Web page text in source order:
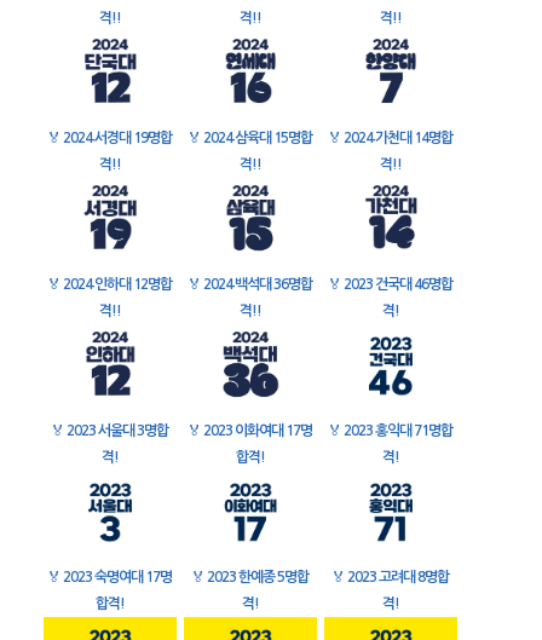
격!!
격!!
격!!
🏅 2024 서경대 19명합
격!!
🏅 2024 삼육대 15명합
격!!
🏅 2024 가천대 14명합
격!!
🏅 2024 인하대 12명합
격!!
🏅 2024 백석대 36명합
격!!
🏅 2023 건국대 46명합
격!
🏅 2023 서울대 3명합
격!
🏅 2023 이화여대 17명
합격!
🏅 2023 홍익대 71명합
격!
🏅 2023 숙명여대 17명
합격!
🏅 2023 한예종 5명합
격!
🏅 2023 고려대 8명합
격!